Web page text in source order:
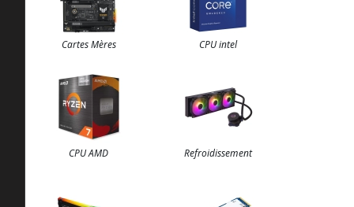
Cartes Mères CPU intel
CPU AMD Refroidissement